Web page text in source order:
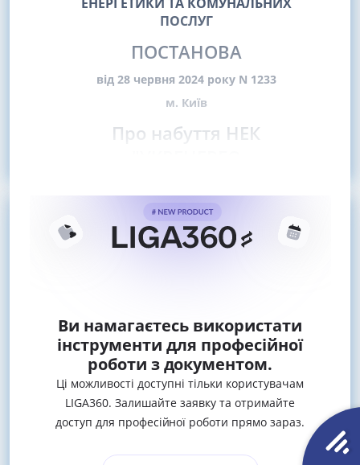
ПОСЛУГ
ПОСТАНОВА
від 28 червня 2024 року N 1233
м. Київ
Про набуття НЕК
Ви намагаєтесь використати
інструменти для професійної
роботи з документом.
Ці можливості доступні тільки користувачам
LIGA360. Залишайте заявку та отримайте
доступ для професійної роботи прямо зараз.